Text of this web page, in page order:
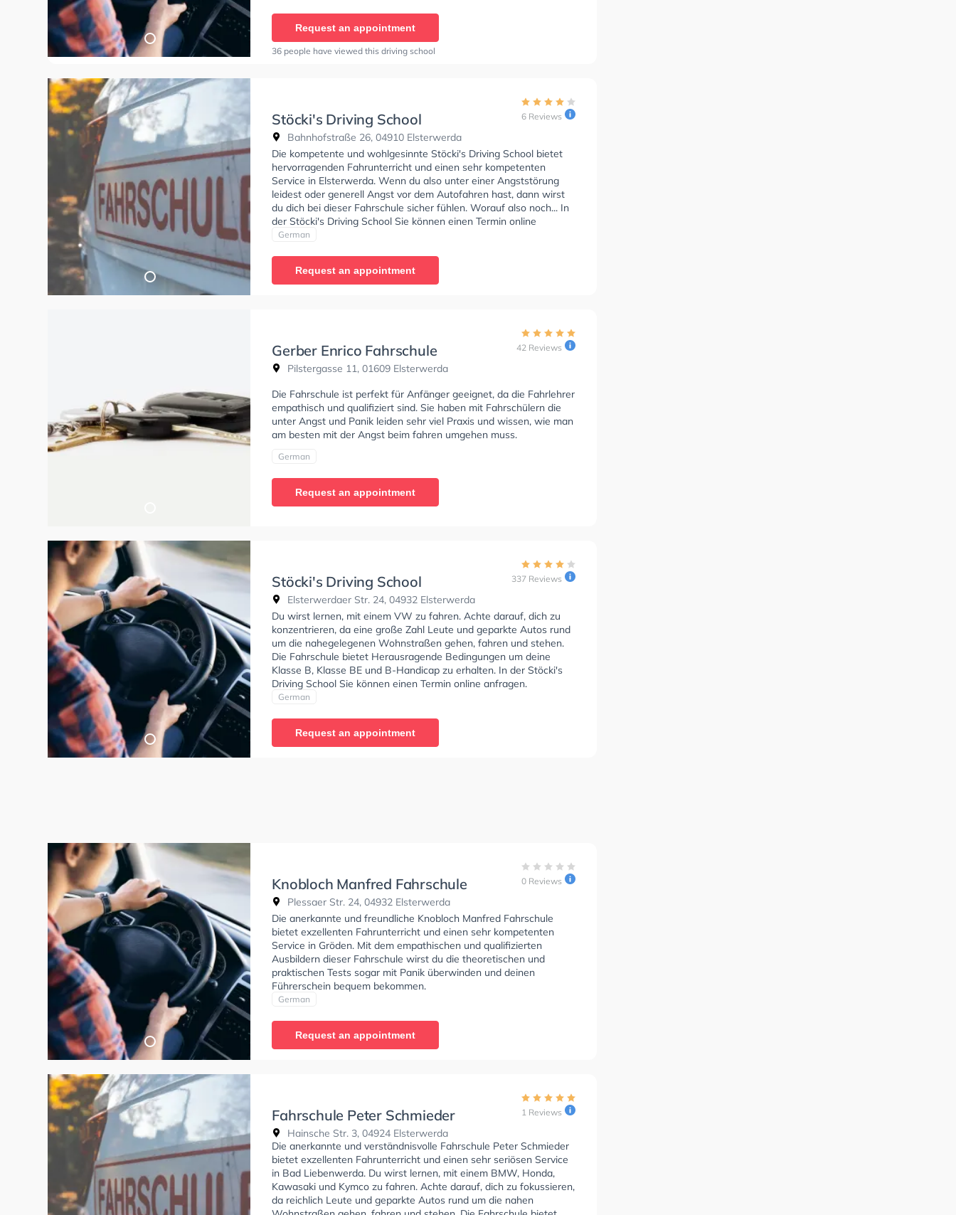
Request an appointment
36 people have viewed this driving school
Stöcki's Driving School
Bahnhofstraße 26, 04910 Elsterwerda
6 Reviews
Die kompetente und wohlgesinnte Stöcki's Driving School bietet
hervorragenden Fahrunterricht und einen sehr kompetenten
Service in Elsterwerda. Wenn du also unter einer Angststörung
leidest oder generell Angst vor dem Autofahren hast, dann wirst
du dich bei dieser Fahrschule sicher fühlen. Worauf also noch... In
der Stöcki's Driving School Sie können einen Termin online
anfragen.
German
Request an appointment
Gerber Enrico Fahrschule
Pilstergasse 11, 01609 Elsterwerda
42 Reviews
Die Fahrschule ist perfekt für Anfänger geeignet, da die Fahrlehrer
empathisch und qualifiziert sind. Sie haben mit Fahrschülern die
unter Angst und Panik leiden sehr viel Praxis und wissen, wie man
am besten mit der Angst beim fahren umgehen muss.
German
Request an appointment
Stöcki's Driving School
Elsterwerdaer Str. 24, 04932 Elsterwerda
337 Reviews
Du wirst lernen, mit einem VW zu fahren. Achte darauf, dich zu
konzentrieren, da eine große Zahl Leute und geparkte Autos rund
um die nahegelegenen Wohnstraßen gehen, fahren und stehen.
Die Fahrschule bietet Herausragende Bedingungen um deine
Klasse B, Klasse BE und B-Handicap zu erhalten. In der Stöcki's
Driving School Sie können einen Termin online anfragen.
German
Request an appointment
Knobloch Manfred Fahrschule
Plessaer Str. 24, 04932 Elsterwerda
0 Reviews
Die anerkannte und freundliche Knobloch Manfred Fahrschule
bietet exzellenten Fahrunterricht und einen sehr kompetenten
Service in Gröden. Mit dem empathischen und qualifizierten
Ausbildern dieser Fahrschule wirst du die theoretischen und
praktischen Tests sogar mit Panik überwinden und deinen
Führerschein bequem bekommen.
German
Request an appointment
Fahrschule Peter Schmieder
Hainsche Str. 3, 04924 Elsterwerda
1 Reviews
Die anerkannte und verständnisvolle Fahrschule Peter Schmieder
bietet exzellenten Fahrunterricht und einen sehr seriösen Service
in Bad Liebenwerda. Du wirst lernen, mit einem BMW, Honda,
Kawasaki und Kymco zu fahren. Achte darauf, dich zu fokussieren,
da reichlich Leute und geparkte Autos rund um die nahen